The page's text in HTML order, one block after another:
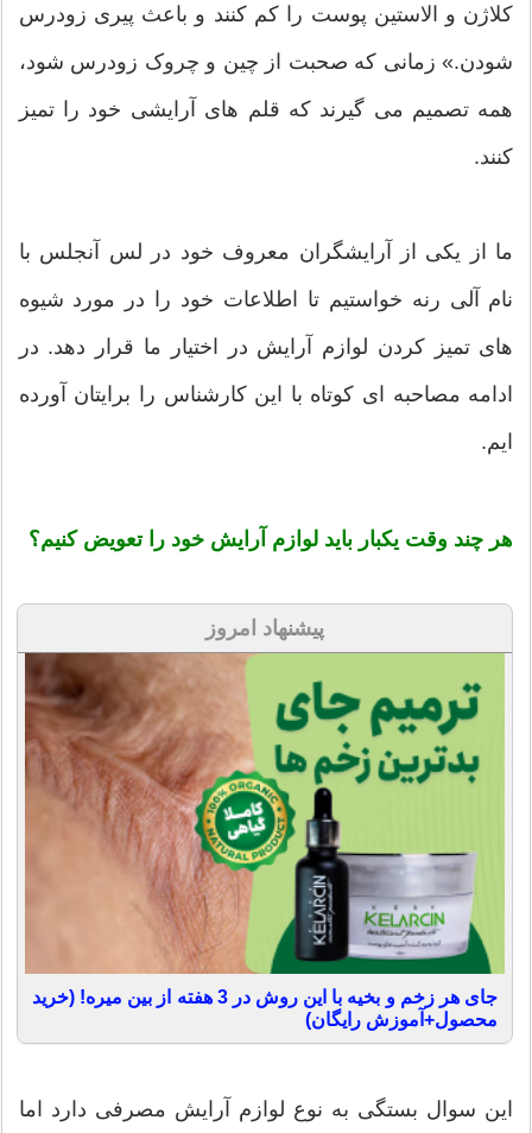
کلاژن و الاستین پوست را کم کنند و باعث پیری زودرس
شودن.» زمانی که صحبت از چین و چروک زودرس شود،
همه تصمیم می گیرند که قلم های آرایشی خود را تمیز
کنند.
ما از یکی از آرایشگران معروف خود در لس آنجلس با
نام آلی رنه خواستیم تا اطلاعات خود را در مورد شیوه
های تمیز کردن لوازم آرایش در اختیار ما قرار دهد. در
ادامه مصاحبه ای کوتاه با این کارشناس را برایتان آورده
ایم.
هر چند وقت یکبار باید لوازم آرایش خود را تعویض کنیم؟
پیشنهاد امروز
جای هر زخم و بخیه با این روش در 3 هفته از بین میره! (خرید
محصول+آموزش رایگان)
این سوال بستگی به نوع لوازم آرایش مصرفی دارد اما